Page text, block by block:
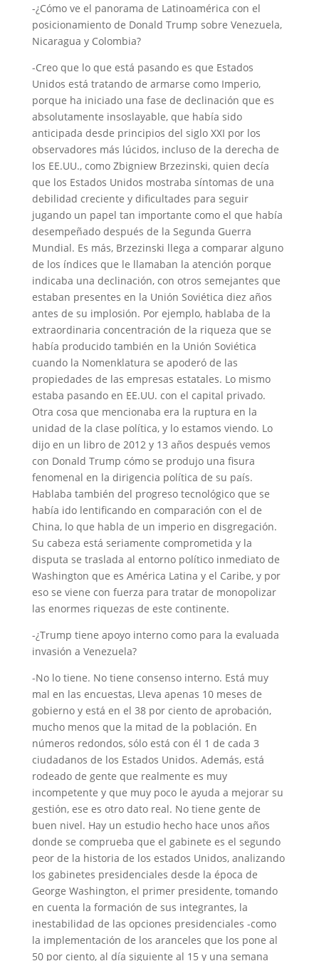
-¿Cómo ve el panorama de Latinoamérica con el
posicionamiento de Donald Trump sobre Venezuela,
Nicaragua y Colombia?
-Creo que lo que está pasando es que Estados
Unidos está tratando de armarse como Imperio,
porque ha iniciado una fase de declinación que es
absolutamente insoslayable, que había sido
anticipada desde principios del siglo XXI por los
observadores más lúcidos, incluso de la derecha de
los EE.UU., como Zbigniew Brzezinski, quien decía
que los Estados Unidos mostraba síntomas de una
debilidad creciente y dificultades para seguir
jugando un papel tan importante como el que había
desempeñado después de la Segunda Guerra
Mundial. Es más, Brzezinski llega a comparar alguno
de los índices que le llamaban la atención porque
indicaba una declinación, con otros semejantes que
estaban presentes en la Unión Soviética diez años
antes de su implosión. Por ejemplo, hablaba de la
extraordinaria concentración de la riqueza que se
había producido también en la Unión Soviética
cuando la Nomenklatura se apoderó de las
propiedades de las empresas estatales. Lo mismo
estaba pasando en EE.UU. con el capital privado.
Otra cosa que mencionaba era la ruptura en la
unidad de la clase política, y lo estamos viendo. Lo
dijo en un libro de 2012 y 13 años después vemos
con Donald Trump cómo se produjo una fisura
fenomenal en la dirigencia política de su país.
Hablaba también del progreso tecnológico que se
había ido lentificando en comparación con el de
China, lo que habla de un imperio en disgregación.
Su cabeza está seriamente comprometida y la
disputa se traslada al entorno político inmediato de
Washington que es América Latina y el Caribe, y por
eso se viene con fuerza para tratar de monopolizar
las enormes riquezas de este continente.
-¿Trump tiene apoyo interno como para la evaluada
invasión a Venezuela?
-No lo tiene. No tiene consenso interno. Está muy
mal en las encuestas, Lleva apenas 10 meses de
gobierno y está en el 38 por ciento de aprobación,
mucho menos que la mitad de la población. En
números redondos, sólo está con él 1 de cada 3
ciudadanos de los Estados Unidos. Además, está
rodeado de gente que realmente es muy
incompetente y que muy poco le ayuda a mejorar su
gestión, ese es otro dato real. No tiene gente de
buen nivel. Hay un estudio hecho hace unos años
donde se comprueba que el gabinete es el segundo
peor de la historia de los estados Unidos, analizando
los gabinetes presidenciales desde la época de
George Washington, el primer presidente, tomando
en cuenta la formación de sus integrantes, la
inestabilidad de las opciones presidenciales -como
la implementación de los aranceles que los pone al
50 por ciento, al día siguiente al 15 y una semana